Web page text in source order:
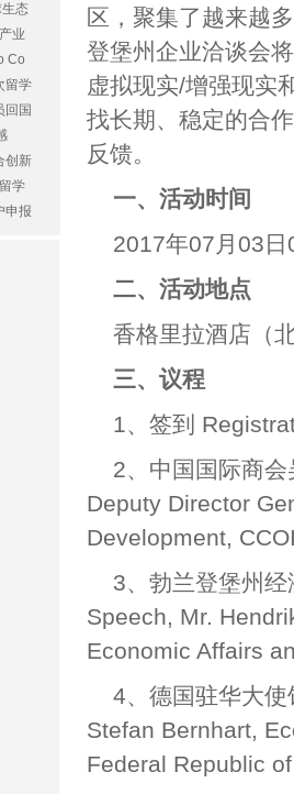
态
业
Co
留学
回国
创新
学
申报
区，聚集了越来越
登堡州企业洽谈会
虚拟现实/增强现实
找长期、稳定的合
反馈。
一、活动时间
2017年07月03
二、活动地点
香格里拉酒店（
三、议程
1、签到
2、中国国际商
Deputy Director
Development,
3、勃兰登堡州
Speech, Mr.
Economic Affairs
4、德国驻华大
Stefan Bernhart,
Federal Republic